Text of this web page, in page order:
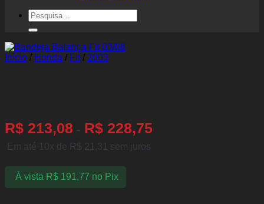
Pesquisar
por:
Início / Honda / Fit / 2003
R$ 213,08 - R$ 228,75
Em até 10x de R$ 21,31 sem juros
À vista R$191,77 no Pix